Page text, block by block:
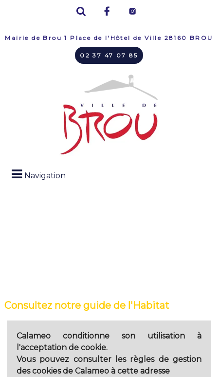
Mairie de Brou 1 Place de l'Hôtel de Ville 28160 BROU
02 37 47 07 85
Navigation
Consultez notre guide de l'Habitat
Calameoconditionne son utilisation à
l'acceptation de cookie.
Vous pouvez consulter les règles de gestion
des cookies de Calameo à cette adresse